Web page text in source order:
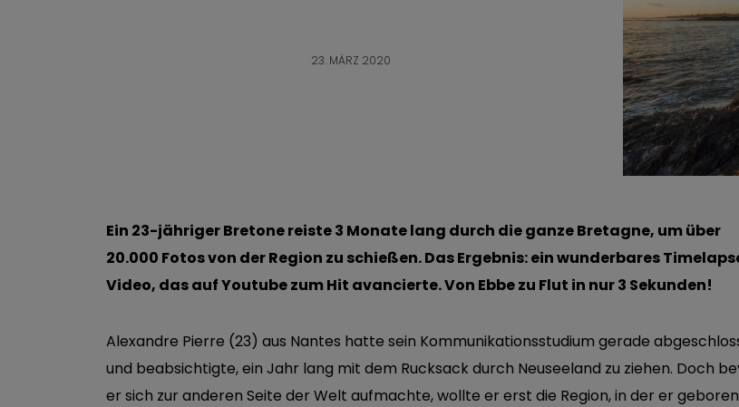
23. MÄRZ 2020
Ein 23-jähriger Bretone reiste 3 Monate lang durch die ganze Bretagne, um über
20.000 Fotos von der Region zu schießen. Das Ergebnis: ein wunderbares
Video, das auf Youtube zum Hit avancierte. Von Ebbe zu Flut in nur 3 Sekunden!
Alexandre Pierre (23) aus Nantes hatte sein Kommunikationsstudium gerade
und beabsichtigte, ein Jahr lang mit dem Rucksack durch Neuseeland zu ziehen. Doch
er sich zur anderen Seite der Welt aufmachte, wollte er erst die Region, in der er geboren